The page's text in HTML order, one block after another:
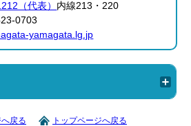
（代表） 内線213・220
0703
yamagata.lg.jp
戻る トップページへ戻る